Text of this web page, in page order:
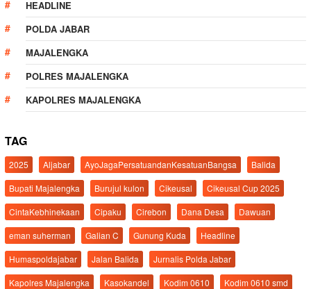
HEADLINE
POLDA JABAR
MAJALENGKA
POLRES MAJALENGKA
KAPOLRES MAJALENGKA
TAG
2025 Aljabar AyoJagaPersatuandanKesatuanBangsa
Balida
Bupati Majalengka
Burujul kulon Cikeusal
Cikeusal Cup 2025
CintaKebhinekaan
Cipaku Cirebon Dana Desa
Dawuan
eman suherman
Galian C Gunung Kuda
Headline
Humaspoldajabar
Jalan Balida
Jurnalis Polda Jabar
Kapolres Majalengka
Kasokandel Kodim 0610
Kodim 0610 smd